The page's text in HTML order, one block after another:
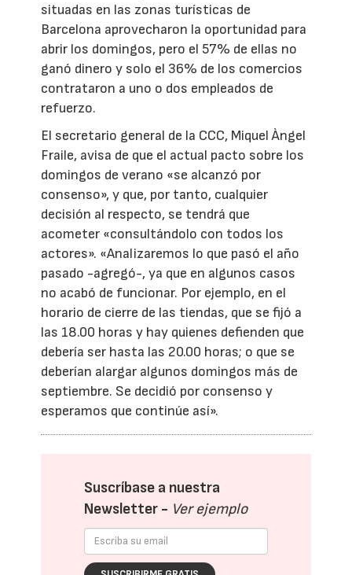
situadas en las zonas turísticas de
Barcelona aprovecharon la oportunidad para
abrir los domingos, pero el 57% de ellas no
ganó dinero y solo el 36% de los comercios
contrataron a uno o dos empleados de
refuerzo.
El secretario general de la CCC, Miquel Àngel
Fraile, avisa de que el actual pacto sobre los
domingos de verano «se alcanzó por
consenso», y que, por tanto, cualquier
decisión al respecto, se tendrá que
acometer «consultándolo con todos los
actores». «Analizaremos lo que pasó el año
pasado -agregó-, ya que en algunos casos
no acabó de funcionar. Por ejemplo, en el
horario de cierre de las tiendas, que se fijó a
las 18.00 horas y hay quienes defienden que
debería ser hasta las 20.00 horas; o que se
deberían alargar algunos domingos más de
septiembre. Se decidió por consenso y
esperamos que continúe así».
Suscríbase a nuestra
Newsletter - Ver ejemplo